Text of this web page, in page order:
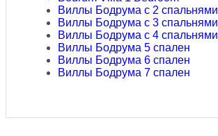
Виллы Бодрума с 2 спальнями
Виллы Бодрума с 3 спальнями
Виллы Бодрума с 4 спальнями
Виллы Бодрума 5 спален
Виллы Бодрума 6 спален
Виллы Бодрума 7 спален